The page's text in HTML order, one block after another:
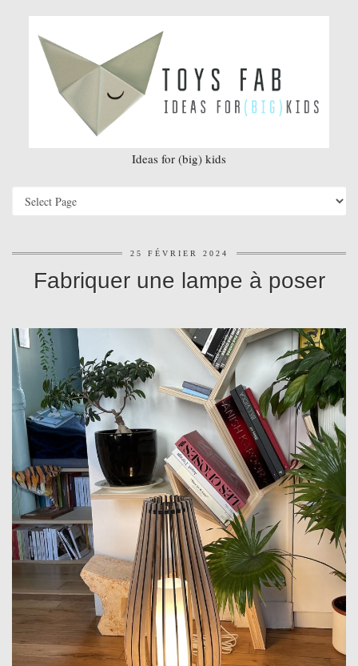
Ideas for (big) kids
25 FÉVRIER 2024
Fabriquer une lampe à poser